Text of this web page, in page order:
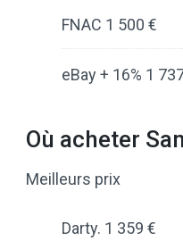
FNAC 1 500 €
eBay + 16% 1
Où acheter
Meilleurs prix
Darty. 1 359 €